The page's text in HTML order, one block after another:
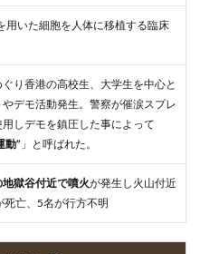
用いた細胞を人体に移植する臨床
り香港の高校生、大学生を中心と
デモ活動発生。警察が催涙スプレ
しデモを鎮圧した事によって
動” 」と呼ばれた。
獄谷付近で噴火が発生し火山付近
亡、5名が行方不明